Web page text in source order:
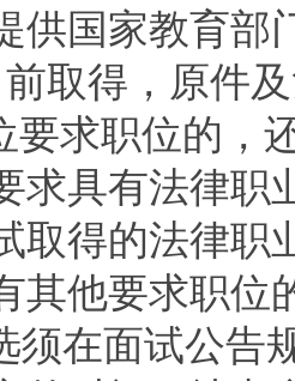
供国家教育部
前取得，原件
要求职位的，
求具有法律职
取得的法律职
其他要求职位
须在面试公告